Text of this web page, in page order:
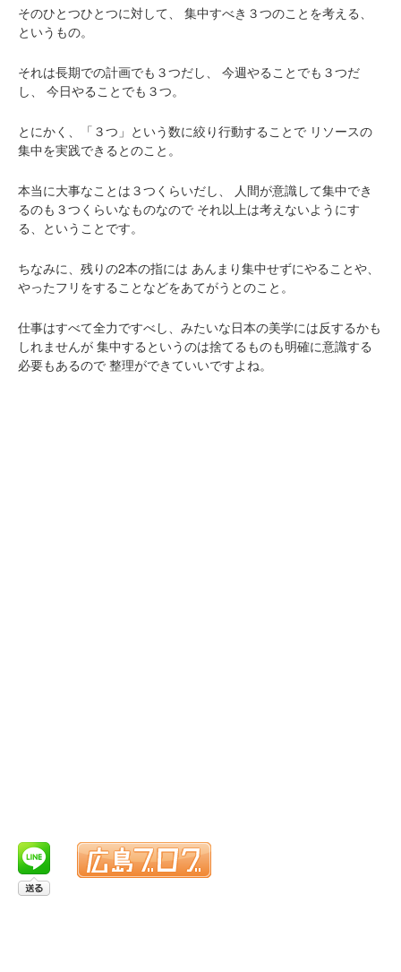
そのひとつひとつに対して、
集中すべき３つのことを考える、
というもの。
それは長期での計画でも３つだし、
今週やることでも３つだ
し、
今日やることでも３つ。
とにかく、「３つ」という数に絞り行動することで リソースの
集中を実践できるとのこと。
本当に大事なことは３つくらいだし、
人間が意識して集中でき
るのも３つくらいなものなので それ以上は考えないようにす
る、ということです。
ちなみに、残りの2本の指には あんまり集中せずにやることや、
やったフリをすることなどをあてがうとのこと。
仕事はすべて全力ですべし、みたいな日本の美学には反するかも
しれませんが 集中するというのは捨てるものも明確に意識する
必要もあるので 整理ができていいですよね。